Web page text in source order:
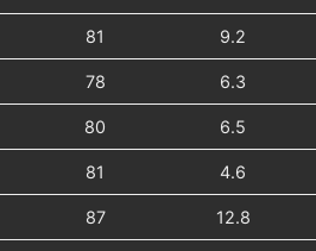
81 9.2
78 6.3
80 6.5
81 4.6
87 12.8